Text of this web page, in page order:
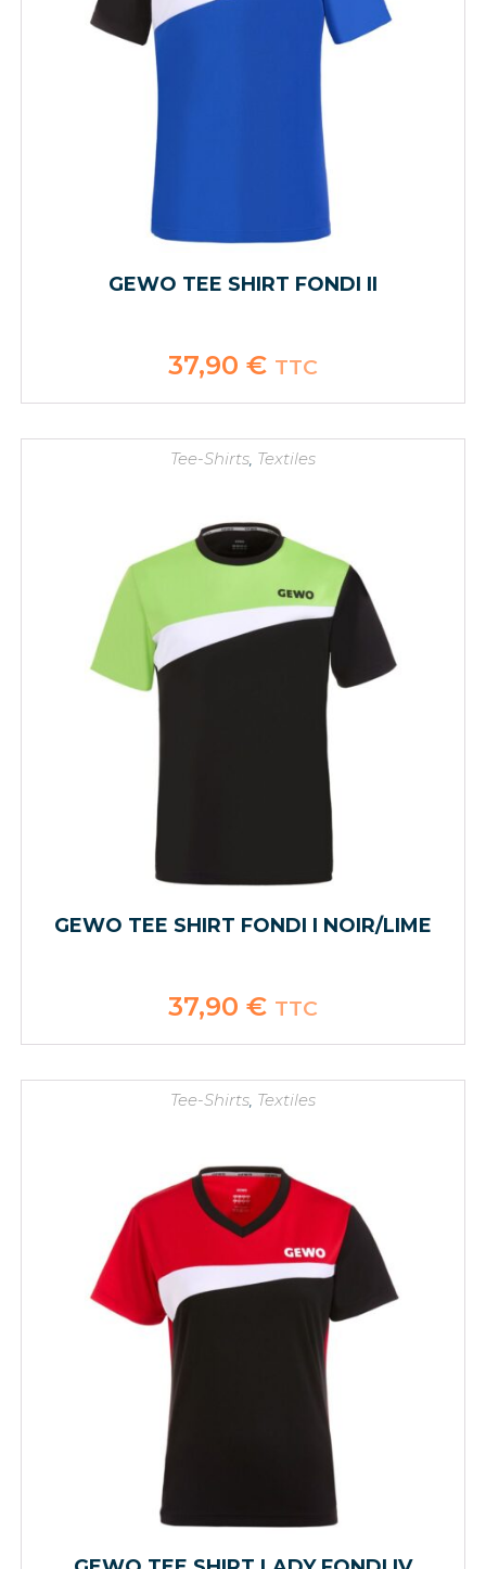
GEWO TEE SHIRT FONDI II
37,90 € TTC
Tee-Shirts, Textiles
GEWO TEE SHIRT FONDI I NOIR/LIME
37,90 € TTC
Tee-Shirts, Textiles